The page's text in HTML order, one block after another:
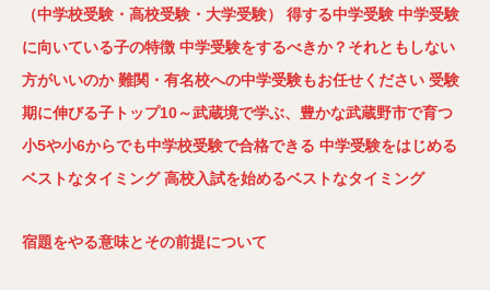
（中学校受験・高校受験・大学受験） 得する中学受験 中学受験
に向いている子の特徴 中学受験をするべきか？それともしない
方がいいのか 難関・有名校への中学受験もお任せください 受験
期に伸びる子トップ10～武蔵境で学ぶ、豊かな武蔵野市で育つ
小5や小6からでも中学校受験で合格できる 中学受験をはじめる
ベストなタイミング 高校入試を始めるベストなタイミング
宿題をやる意味とその前提について